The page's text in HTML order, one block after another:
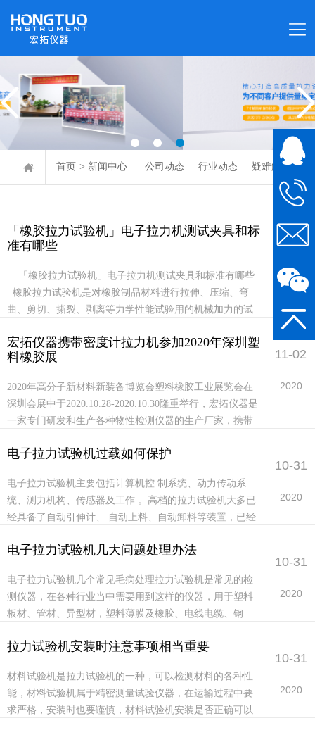
首页 > 新闻中心 公司动态 行业动态 疑难解答
11-03
2020
「橡胶拉力试验机」电子拉力机测试夹具和标
准有哪些
「橡胶拉力试验机」电子拉力机测试夹具和标准有哪些
橡胶拉力试验机是对橡胶制品材料进行拉伸、压缩、弯
曲、剪切、撕裂、剥离等力学性能试验用的机械加力的试
11-02
2020
宏拓仪器携带密度计拉力机参加2020年深圳塑
料橡胶展
2020年高分子新材料新装备博览会塑料橡胶工业展览会在
深圳会展中于2020.10.28-2020.10.30隆重举行，宏拓仪器是
一家专门研发和生产各种物性检测仪器的生产厂家，携带
10-31
2020
电子拉力试验机过载如何保护
电子拉力试验机主要包括计算机控 制系统、动力传动系
统、测力机构、传感器及工作 。高档的拉力试验机大多已
经具备了自动引伸计、 自动上料、自动卸料等装置，已经
10-31
2020
电子拉力试验机几大问题处理办法
电子拉力试验机几个常见毛病处理拉力试验机是常见的检
测仪器，在各种行业当中需要用到这样的仪器，用于塑料
板材、管材、异型材，塑料薄膜及橡胶、电线电缆、钢
为...
10-31
2020
拉力试验机安装时注意事项相当重要
材料试验机是拉力试验机的一种，可以检测材料的各种性
能，材料试验机属于精密测量试验仪器，在运输过程中要
求严格，安装时也要谨慎，材料试验机安装是否正确可以